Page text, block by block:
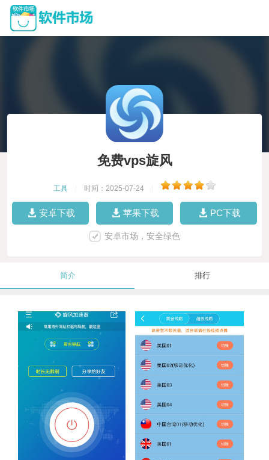
免费vps旋风
工具 时间：2025-07-24
安卓下载 苹果下载 PC下载
安卓市场，安全绿色
简介 排行